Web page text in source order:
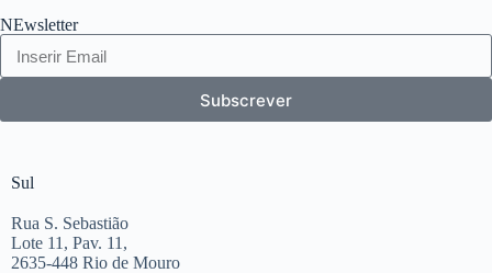
NEwsletter
Subscrever
Sul
Rua S. Sebastião
Lote 11, Pav. 11,
2635-448 Rio de Mouro